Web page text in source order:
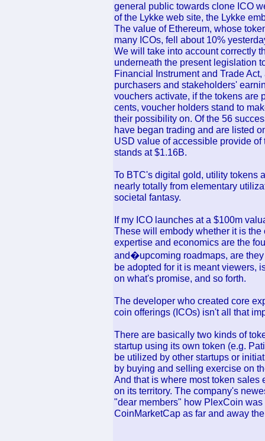
general public towards clone ICO
of the Lykke web site, the Lykke
The value of Ethereum, whose
many ICOs, fell about 10%
We will take into account correctly
underneath the present legislation
Financial Instrument and Trade
purchasers and stakeholders'
vouchers activate, if the tokens are
cents, voucher holders stand to
their possibility on. Of the 56
have began trading and are listed
USD value of accessible provide
stands at $1.16B.
To BTC's digital gold, utility tokens
nearly totally from elementary
societal fantasy.
If my ICO launches at a $100m
These will embody whether it is
expertise and economics are the
and�upcoming roadmaps, are
be adopted for it is meant viewers,
on what's promise, and so forth.
The developer who created core
coin offerings (ICOs) isn't all that
There are basically two kinds of
startup using its own token (e.g.
be utilized by other startups or
by buying and selling exercise on
And that is where most token sales
on its territory. The company's
"dear members" how PlexCoin
CoinMarketCap as far and away